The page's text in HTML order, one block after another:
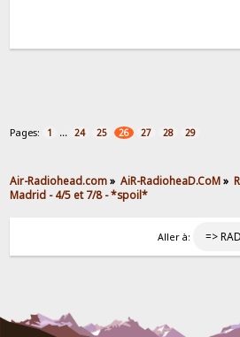
Pages: 1 ... 24 25 26 27 28 29
Air-Radiohead.com» AiR-RadioheaD.CoM»
Madrid - 4/5 et 7/8 - *spoil*
Aller à: